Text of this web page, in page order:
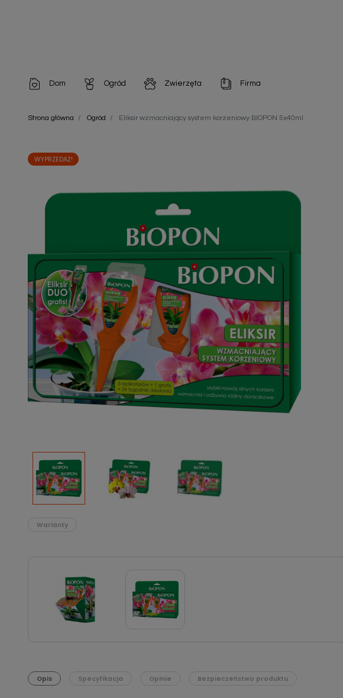
Dom
Artykuły dekoracyjne
Artykuły gospodarstwa domowego
Artykuły jednorazowe
Zobacz wszystkie
Ogród
Chemia do architektury ogrodowej
Odstraszacze zwierząt
Narzędzia ogrodnicze
Nasiona
Podłoża
Pozostałe
Środki ochrony roślin
Środki ochrony roślin dla profesjonalistów
Zobacz wszystkie
Zwierzęta
Szampony i odżywki
Zobacz wszystkie
Firma
Artykuły Higieniczne
Strona główna Ogród Eliksir wzmacniający system korzeniowy BIOPON 5x40ml
WYPRZEDAŻ!
Warianty
Opis Specyfikacja Opinie Bezpieczeństwo produktu